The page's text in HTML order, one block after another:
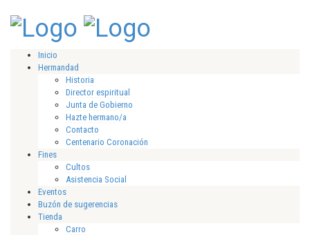
Inicio
Hermandad
Historia
Director espiritual
Junta de Gobierno
Hazte hermano/a
Contacto
Centenario Coronación
Fines
Cultos
Asistencia Social
Eventos
Buzón de sugerencias
Tienda
Carro